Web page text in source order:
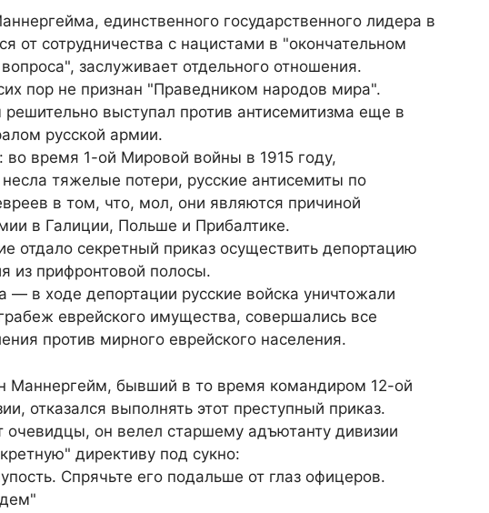
единственного государственного лидера в
от сотрудничества с нацистами в "окончательном
заслуживает отдельного отношения.
пор не признан "Праведником народов мира".
выступал против антисемитизма еще в
русской армии.
во время 1-ой Мировой войны в 1915 году,
тяжелые потери, русские антисемиты по
в том, что, мол, они являются причиной
в Галиции, Польше и Прибалтике.
отдало секретный приказ осуществить депортацию
из прифронтовой полосы.
— в ходе депортации русские войска уничтожали
еврейского имущества, совершались все
против мирного еврейского населения.
Маннергейм, бывший в то время командиром 12-ой
отказался выполнять этот преступный приказ.
очевидцы, он велел старшему адъютанту дивизии
директиву под сукно:
Спрячьте его подальше от глаз офицеров.